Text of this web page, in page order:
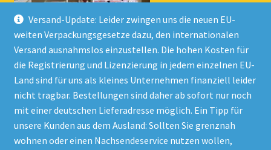
Versand-Update: Leider zwingen uns die neuen EU-
weiten Verpackungsgesetze dazu, den internationalen
Versand ausnahmslos einzustellen. Die hohen Kosten für
die Registrierung und Lizenzierung in jedem einzelnen EU-
Land sind für uns als kleines Unternehmen finanziell leider
nicht tragbar. Bestellungen sind daher ab sofort nur noch
mit einer deutschen Lieferadresse möglich. Ein Tipp für
unsere Kunden aus dem Ausland: Sollten Sie grenznah
wohnen oder einen Nachsendeservice nutzen wollen,
© Onlineshop Kinderlino 2026